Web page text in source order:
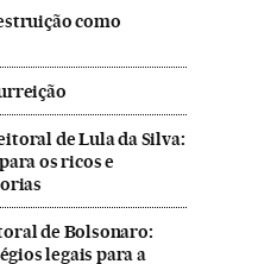
como
de Lula da Silva:
os ricos e
de Bolsonaro:
legais para a